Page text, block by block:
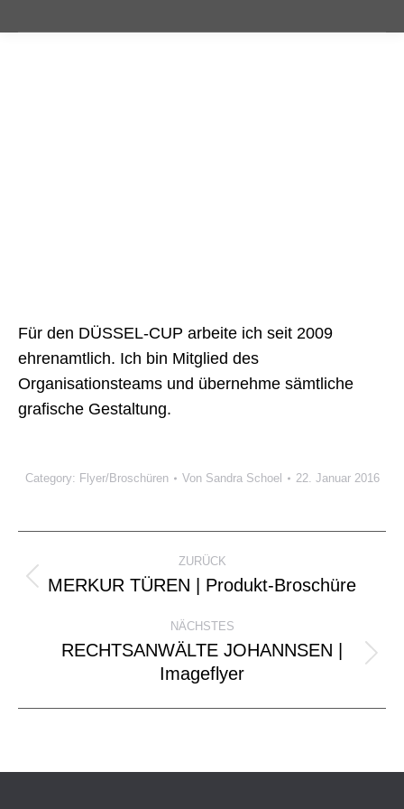
Für den DÜSSEL-CUP arbeite ich seit 2009
ehrenamtlich. Ich bin Mitglied des
Organisationsteams und übernehme sämtliche
grafische Gestaltung.
Category: Flyer/Broschüren Von Sandra Schoel 22. Januar 2016
navigation
ZURÜCK
Previous
MERKUR TÜREN | Produkt-Broschüre
NÄCHSTES
Next
project:
RECHTSANWÄLTE JOHANNSEN |
Imageflyer